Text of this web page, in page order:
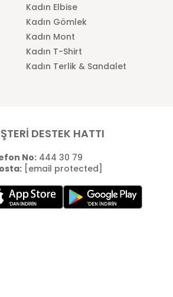
Kadın Elbise
Kadın Gömlek
Kadın Mont
Kadın T-Shirt
Kadın Terlik & Sandalet
DESTEK HATTI
No:444 30 79
[email protected]